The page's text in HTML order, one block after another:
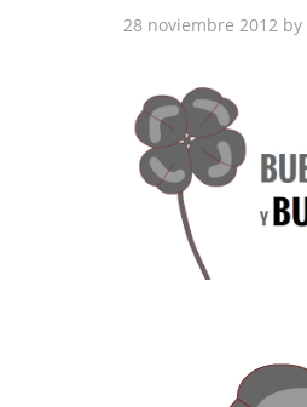
28 noviembre 2012 by